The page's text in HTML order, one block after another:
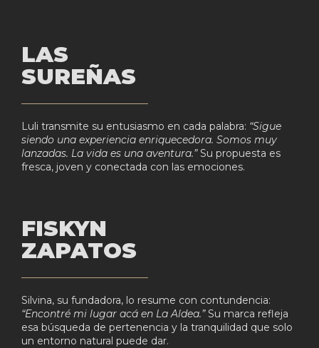
LAS
SUREÑAS
Luli transmite su entusiasmo en cada palabra: “Sigue
siendo una experiencia enriquecedora. Somos muy
lanzadas. La vida es una aventura.”Su propuesta es
fresca, joven y conectada con las emociones.
FISKYN
ZAPATOS
Silvina, su fundadora, lo resume con contundencia:
“Encontré mi lugar acá en La Aldea.”Su marca refleja
esa búsqueda de pertenencia y la tranquilidad que solo
un entorno natural puede dar.